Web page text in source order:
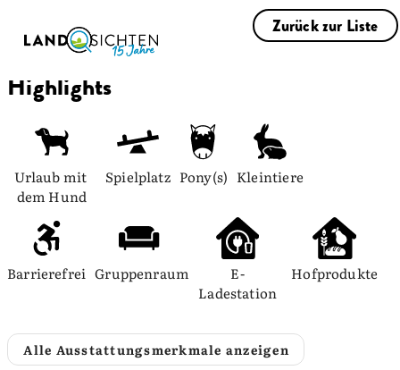
Zurück zur Liste
Highlights
Urlaub mit
dem Hund
Spielplatz Pony(s) Kleintiere
Barrierefrei Gruppenraum
E-
Ladestation
Hofprodukte
Alle Ausstattungsmerkmale anzeigen